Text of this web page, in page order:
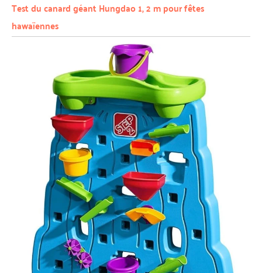
Test du canard géant Hungdao 1, 2 m pour fêtes
hawaïennes